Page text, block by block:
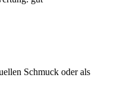
Schmuck oder als